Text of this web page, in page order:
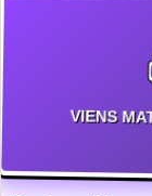
VIENS